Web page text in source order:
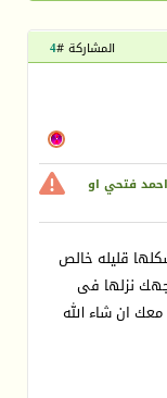
المشاركة #4
فتحي او
كويسه ومشكلها قليله خالص
نزلها فى
ان شاء الله